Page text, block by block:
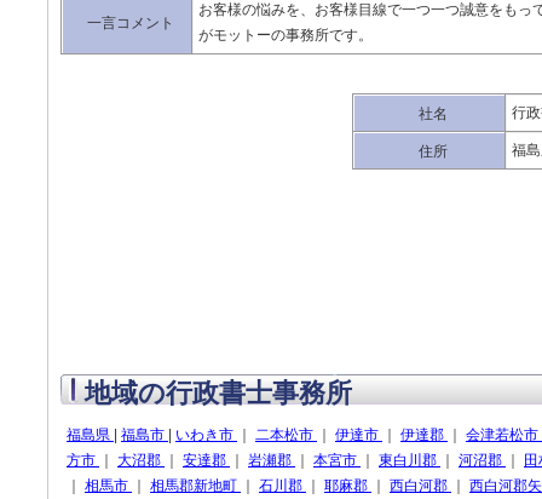
一言コメント
お客様の悩みを、お客様目線で一つ一つ誠意をもっ
がモットーの事務所です。
社名 行
住所 福
地域の行政書士事務所
福島県 福島市 いわき市 二本松市 伊達市 伊達郡
会津若松市
方市
大沼郡 安達郡 岩瀬郡 本宮市 東白川郡 河沼郡
相馬市 相馬郡新地町 石川郡 耶麻郡 西白河郡 西白河郡